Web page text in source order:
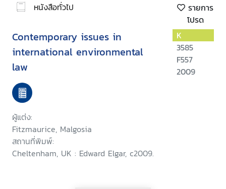
หนังสือทั่วไป
รายการ
โปรด
Contemporary issues in
international environmental
law
ผู้แต่ง:
Fitzmaurice, Malgosia
สถานที่พิมพ์:
Cheltenham, UK : Edward Elgar, c2009.
K
3585
F557
2009